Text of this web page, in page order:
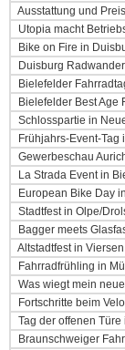
Ausstattung und
Utopia macht
Bike on Fire in
Duisburg
Bielefelder
Bielefelder Best Age
Schlosspartie in
Frühjahrs-Event-Tag
Gewerbeschau
La Strada Event in
European Bike Day
Stadtfest in Olpe/
Bagger meets
Altstadtfest in
Fahrradfrühling in
Was wiegt mein
Fortschritte beim
Tag der offenen
Braunschweiger